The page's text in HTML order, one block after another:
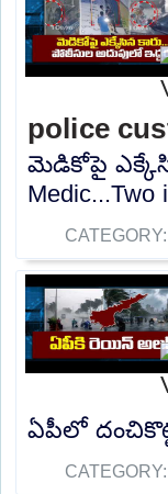
police
మెడికోపై
Medic...Two
CATEGORY:
ఏపీలో
CATEGORY: